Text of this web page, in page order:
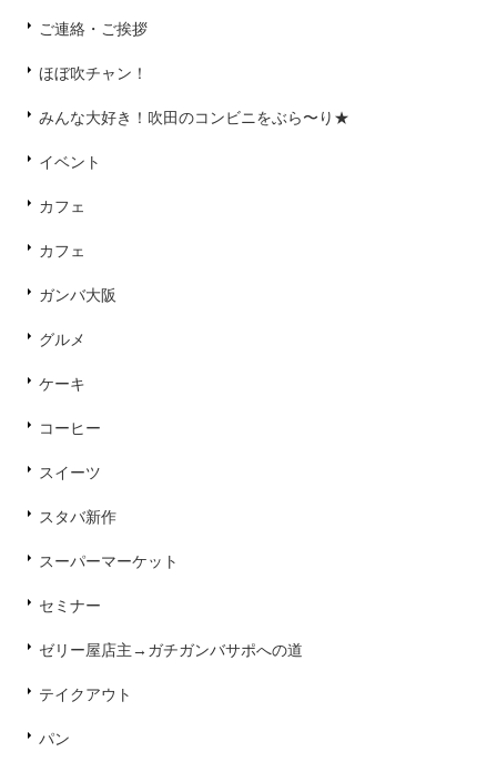
ご連絡・ご挨拶
ほぼ吹チャン！
みんな大好き！吹田のコンビニをぶら〜り★
イベント
カフェ
カフェ
ガンバ大阪
グルメ
ケーキ
コーヒー
スイーツ
スタバ新作
スーパーマーケット
セミナー
ゼリー屋店主→ガチガンバサポへの道
テイクアウト
パン